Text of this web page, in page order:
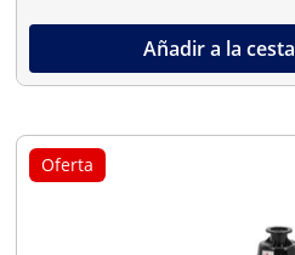
Añadir a la cesta
Oferta